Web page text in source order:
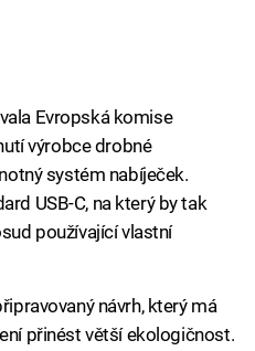
Evropská komise
výrobce drobné
systém nabíječek.
USB-C, na který by tak
používající vlastní
návrh, který má
přinést větší ekologičnost.